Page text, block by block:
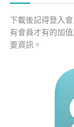
下載後記得登入
有會員才有的加
要資訊。